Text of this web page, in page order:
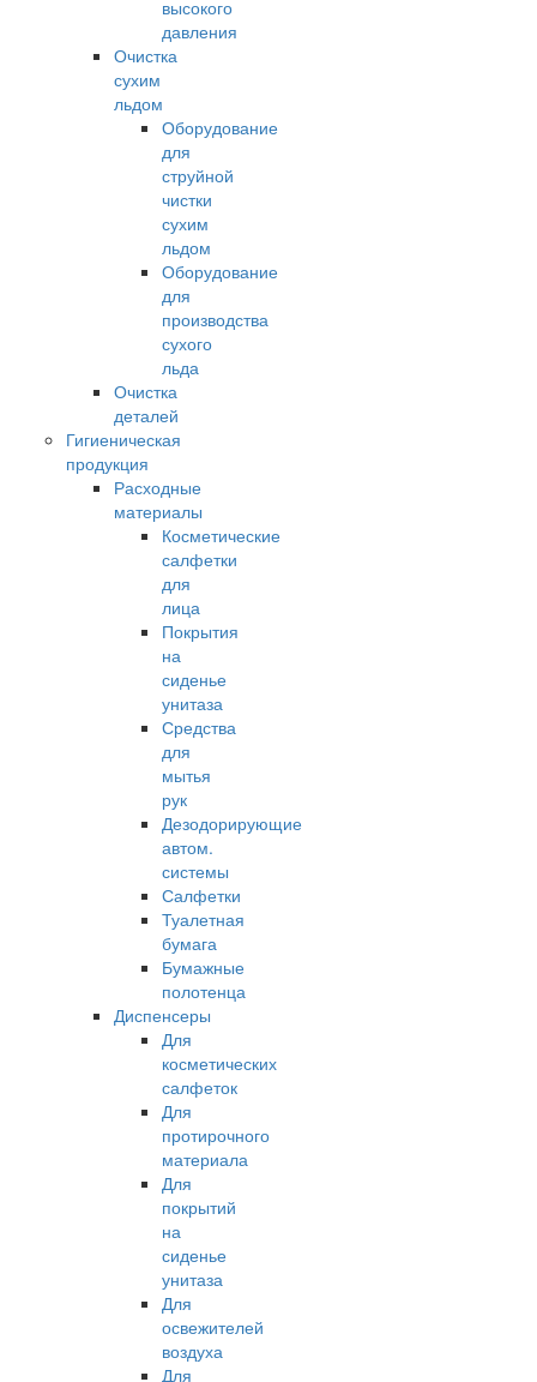
высокого
давления
Очистка
сухим
льдом
Оборудование
для
струйной
чистки
сухим
льдом
Оборудование
для
производства
сухого
льда
Очистка
деталей
Гигиеническая
продукция
Расходные
материалы
Косметические
салфетки
для
лица
Покрытия
на
сиденье
унитаза
Средства
для
мытья
рук
Дезодорирующие
автом.
системы
Салфетки
Туалетная
бумага
Бумажные
полотенца
Диспенсеры
Для
косметических
салфеток
Для
протирочного
материала
Для
покрытий
на
сиденье
унитаза
Для
освежителей
воздуха
Для